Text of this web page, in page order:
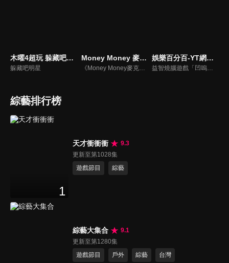
木曜4超玩 躲藏吧明星
躲藏吧明星
Money Money 麥克瘋
《Money Money麥克瘋》節目強調不比音準、不比音色，也不比外型、外貌、氣質、長相等如何，只強調只要歌詞記得牢，就可以參加比賽。
娛樂百分百-YT網路版
益智燒腦遊戲「凹嗚狼人殺」激發你的邏輯推理能力，偶像巨星雲集，全球娛樂資訊，一手掌握不脫節！2025全新升級改版，盡在《娛樂百分百-YT網路版》！
綜藝排行榜
1
天才衝衝衝
9.3
更新至第1028集
遊戲節目
綜藝
綜藝大集合
9.1
更新至第1280集
遊戲節目
戶外 綜藝 台灣